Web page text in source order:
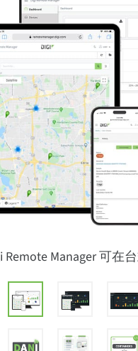
关键任务应用中发挥
能让你在安装后更
权的配置更改，并对
务，通过一次性或
件下载或推送安全
强大功能，可对不需
感器读数、油箱液位
以执行特定功能，
Manager ，它通过直
通常通过供应商的
更快、更可靠且更安全
Reach 产品手册
为这些设备编程边缘
Remote Manager ，
是一个先进的安全
用或产品设计中快
Remote Manager 可在